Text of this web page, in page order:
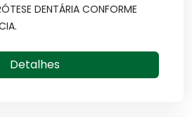
DENTÁRIA CONFORME
Detalhes